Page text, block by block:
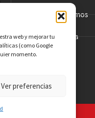
web y mejorar tu
(como Google
momento.
Ver preferencias
Cómo trabajamos
Código de ética
Publicidad